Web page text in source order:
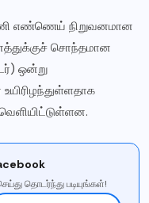
எண்ணெய் நிறுவனமான
சொந்தமான
ஒன்று
தொடர்ந்து படியுங்கள்!